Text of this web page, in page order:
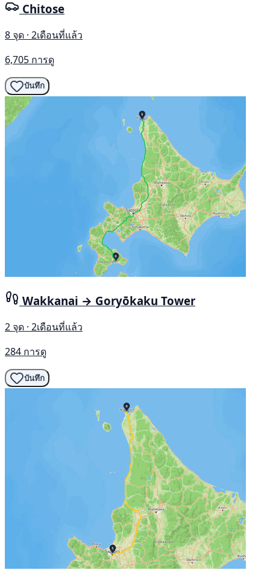
Chitose
8 จุด · 2เดือนที่แล้ว
6,705 การดู
บันทึก
Wakkanai → Goryōkaku Tower
2 จุด · 2เดือนที่แล้ว
284 การดู
บันทึก